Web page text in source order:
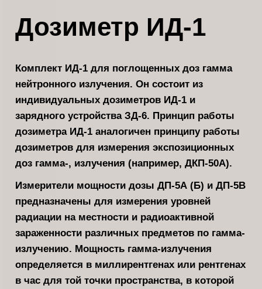
Дозиметр ИД-1
Комплект ИД-1 для поглощенных доз гамма
нейтронного излучения. Он состоит из
индивидуальных дозиметров ИД-1 и
зарядного устройства ЗД-6. Принцип работы
дозиметра ИД-1 аналогичен принципу работы
дозиметров для из­мерения экспозиционных
доз гамма-, излучения (например, ДКП-50А).
Измерители мощности дозы ДП-5А (Б) и ДП-5В
предназначены для измерения уровней
радиации на местности и радиоактивной
заражен­ности различных предметов по гам­ма-
излучению. Мощность гамма-из­лучения
определяется в миллирентгенах или рентгенах
в час для той точки пространства, в которой